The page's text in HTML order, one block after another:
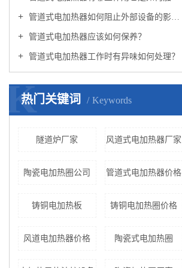
管道式电加热器如何阻止外部设备的影响？
管道式电加热器应该如何保养？
管道式电加热器工作时有异味如何处理？
热门关键词 Keywords
K
隧道炉厂家 风道式电加热器厂家
陶瓷电加热圈公司 管道式电加热器价格
铸铜电加热板 铸铜电加热圈价格
风道电加热器价格 陶瓷式电加热圈